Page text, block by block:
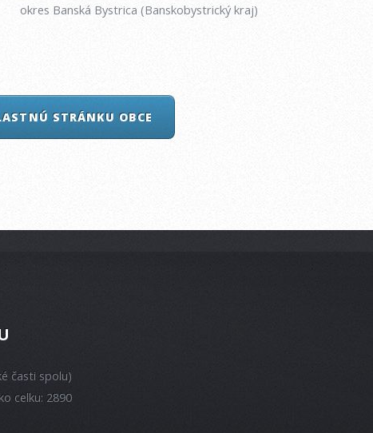
okres Banská Bystrica (Banskobystrický kraj)
STRÁNKU OBCE
časti spolu)
celku: 2890